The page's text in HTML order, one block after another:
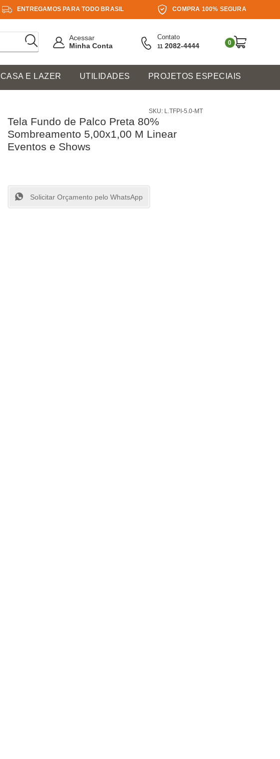
ENTREGAMOS PARA TODO BRASIL COMPRA 100% SEGURA
Acessar
Minha Conta
Contato
11 2082-4444 0
CASA E LAZER UTILIDADES PROJETOS ESPECIAIS
SKU: L.TFPI-5.0-MT
Tela Fundo de Palco Preta 80%
Sombreamento 5,00x1,00 M Linear
Eventos e Shows
Solicitar Orçamento pelo WhatsApp